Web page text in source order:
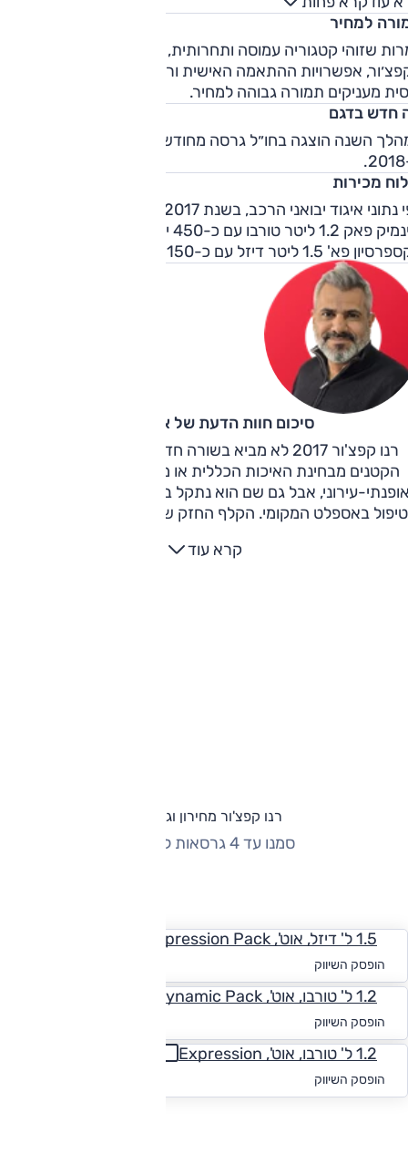
מושלמים. ההתנהגות בפיתולים מאותתת לנהג על ייעודו האמיתי
כרכב אופנתי-אורבאני. ככל שהכביש או הנהיגה תובעניים
כך הביצוע מרשים פחות. בתחושת הביטחון פוגעת גם פעולת
אשר משקלו קל, והוא מלאכותי ומעורפל. הבלמים הציגו
אך הדוושה חסרת נשיכה.
למחיר
שזוהי קטגוריה עמוסה ותחרותית, נוכחותו הבולטת של
אפשרויות ההתאמה האישית ורשימת האבזור הנדיבה
מעניקים תמורה גבוהה למחיר.
חדש בדגם
השנה הוצגה בחו״ל גרסה מחודשת, שהגיעה לישראל
מכירות
דיינמיק פאק 1.2 ליטר טורבו עם כ-450 יחידות. אחריה גרסת
פא' 1.5 ליטר דיזל עם כ-150 יחידות.
סיכום חוות הדעת של אוהד אלגוב
רנו קפצ'ור 2017 לא מביא בשורה חדשה לסגמנט רכבי הפנאי
הקטנים מבחינת האיכות הכללית או מעטפת היכולות. זהו רכב
עירוני, אבל גם שם הוא נתקל בקושי בסעיף חשוב –
באספלט המקומי. הקלף החזק שלו הוא מראה מודרני
האופנה יותר מיעילות או יכולת.
קרא עוד
רנו קפצ'ור מחירון וגרסאות
סמנו עד 4 גרסאות להשוואה
1.5 ל' דיזל, אוט', Expression Pack
הופסק השיווק
1.2 ל' טורבו, אוט', Dynamic Pack
הופסק השיווק
1.2 ל' טורבו, אוט', Expression
הופסק השיווק